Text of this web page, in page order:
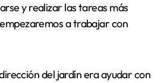
y realizar las tareas más
a trabajar con
del jardín era ayudar con